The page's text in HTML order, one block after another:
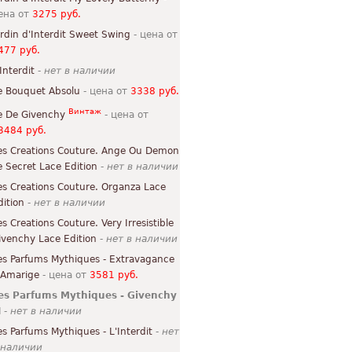
от 3275 руб.
d'Interdit Sweet Swing - цена от
руб.
- нет в наличии
Bouquet Absolu - цена от 3338 руб.
De Givenchy Винтаж - цена от
руб.
Creations Couture. Ange Ou Demon
Secret Lace Edition - нет в наличии
Creations Couture. Organza Lace
- нет в наличии
Creations Couture. Very Irresistible
Lace Edition - нет в наличии
Parfums Mythiques - Extravagance
- цена от 3581 руб.
Parfums Mythiques - Givenchy
- нет в наличии
Parfums Mythiques - L'Interdit - нет